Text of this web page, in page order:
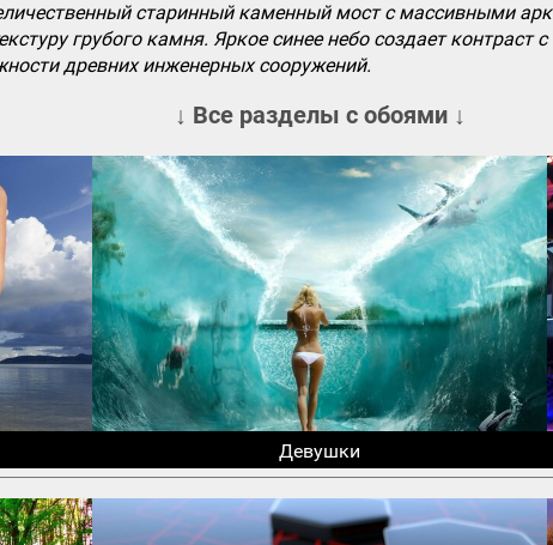
старинный каменный мост с массивными
грубого камня. Яркое синее небо создает
древних инженерных сооружений.
↓ Все разделы с обоями ↓
Девушки